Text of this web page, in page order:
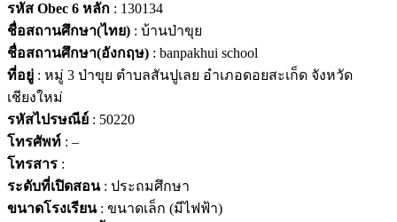
รหัส Obec 6 หลัก : 130134
ชื่อสถานศึกษา(ไทย) : บ้านป่าขุย
ชื่อสถานศึกษา(อังกฤษ) : banpakhui school
ที่อยู่ : หมู่ 3 ป่าขุย ตำบลสันปูเลย อำเภอดอยสะเก็ด จังหวัด
เชียงใหม่
รหัสไปรษณีย์ : 50220
โทรศัพท์ : –
โทรสาร :
ระดับที่เปิดสอน: ประถมศึกษา
ขนาดโรงเรียน: ขนาดเล็ก (มีไฟฟ้า)